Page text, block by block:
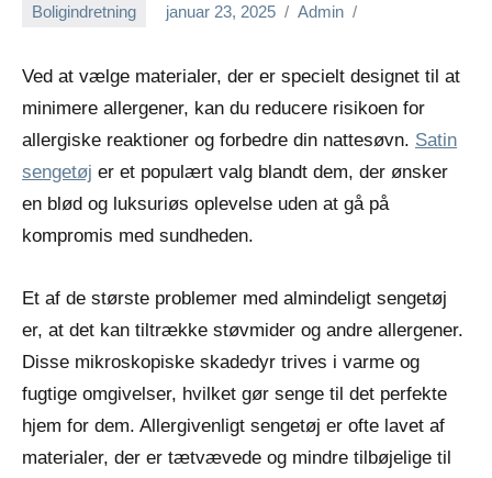
Boligindretning januar 23, 2025 Admin
Ved at vælge materialer, der er specielt designet til at
minimere allergener, kan du reducere risikoen for
allergiske reaktioner og forbedre din nattesøvn. Satin
sengetøj er et populært valg blandt dem, der ønsker
en blød og luksuriøs oplevelse uden at gå på
kompromis med sundheden.
Et af de største problemer med almindeligt sengetøj
er, at det kan tiltrække støvmider og andre allergener.
Disse mikroskopiske skadedyr trives i varme og
fugtige omgivelser, hvilket gør senge til det perfekte
hjem for dem. Allergivenligt sengetøj er ofte lavet af
materialer, der er tætvævede og mindre tilbøjelige til